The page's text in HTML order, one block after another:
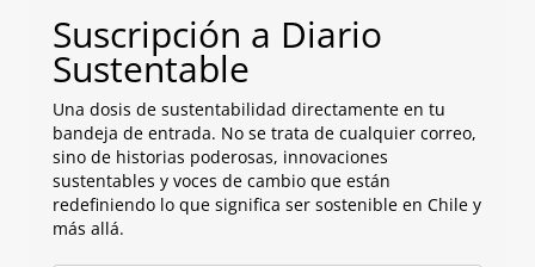
Suscripción a Diario
Sustentable
Una dosis de sustentabilidad directamente en tu
bandeja de entrada. No se trata de cualquier correo,
sino de historias poderosas, innovaciones
sustentables y voces de cambio que están
redefiniendo lo que significa ser sostenible en Chile y
más allá.